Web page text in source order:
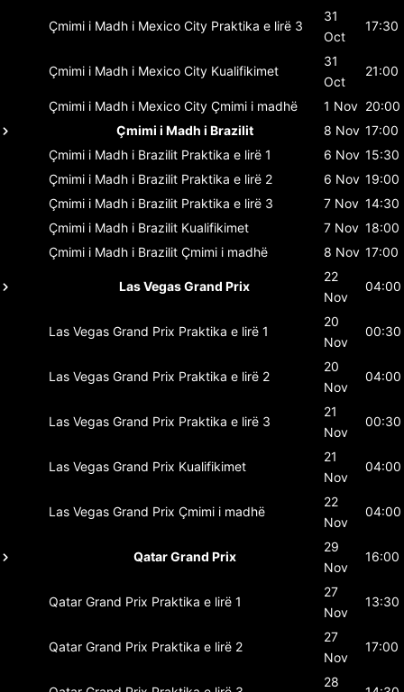
Çmimi i Madh i Mexico City Praktika e lirë 3
31
Oct
17:30
Çmimi i Madh i Mexico City Kualifikimet
31
Oct
21:00
Çmimi i Madh i Mexico City Çmimi i madhë 1 Nov 20:00
Çmimi i Madh i Brazilit
8 Nov 17:00
Çmimi i Madh i Brazilit Praktika e lirë 1 6 Nov 15:30
Çmimi i Madh i Brazilit Praktika e lirë 2 6 Nov 19:00
Çmimi i Madh i Brazilit Praktika e lirë 3 7 Nov 14:30
Çmimi i Madh i Brazilit Kualifikimet 7 Nov 18:00
Çmimi i Madh i Brazilit Çmimi i madhë 8 Nov 17:00
Las Vegas Grand Prix
22
Nov
04:00
Las Vegas Grand Prix Praktika e lirë 1
20
Nov
00:30
Las Vegas Grand Prix Praktika e lirë 2
20
Nov
04:00
Las Vegas Grand Prix Praktika e lirë 3
21
Nov
00:30
Las Vegas Grand Prix Kualifikimet
21
Nov
04:00
Las Vegas Grand Prix Çmimi i madhë
22
Nov
04:00
Qatar Grand Prix
29
Nov
16:00
Qatar Grand Prix Praktika e lirë 1
27
Nov
13:30
Qatar Grand Prix Praktika e lirë 2
27
Nov
17:00
28